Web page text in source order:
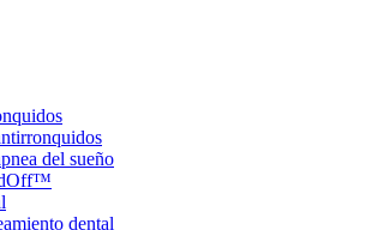
del sueño
dental